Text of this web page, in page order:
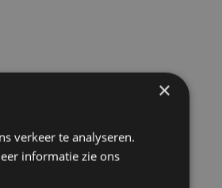
×
verkeer te analyseren.
informatie zie ons